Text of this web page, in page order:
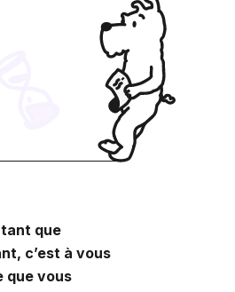
que
c’est à vous
que vous